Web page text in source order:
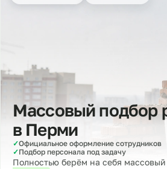
Массовый подбор
в Перми
✓Официальное оформление сотрудников
✓Подбор персонала под задачу
Полностью берём на себя массовый